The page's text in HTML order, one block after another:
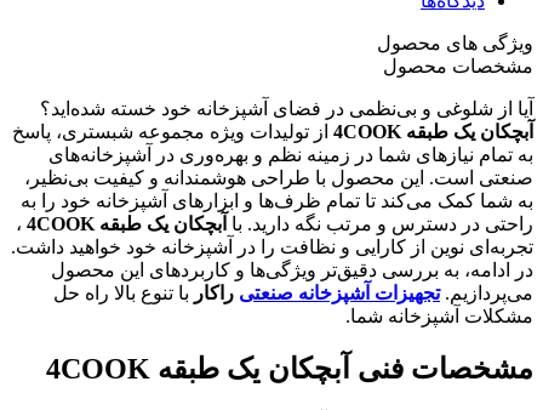
ویژگی های محصول
مشخصات محصول
آیا از شلوغی و بی‌نظمی در فضای آشپزخانه خود خسته شده‌اید؟
آبچکان یک طبقه 4COOK
از تولیدات ویژه مجموعه شبستری، پاسخ
به تمام نیازهای شما در زمینه نظم و بهره‌وری در آشپزخانه‌های
صنعتی است. این محصول با طراحی هوشمندانه و کیفیت بی‌نظیر،
به شما کمک می‌کند تا تمام ظرف‌ها و ابزارهای آشپزخانه خود را به
راحتی در دسترس و مرتب نگه دارید. با آبچکان یک طبقه 4COOK
،
تجربه‌ای نوین از کارایی و نظافت را در آشپزخانه خود خواهید داشت.
در ادامه، به بررسی دقیق‌تر ویژگی‌ها و کاربردهای این محصول
می‌پردازیم.تجهیزات آشپزخانه صنعتی راکار با تنوع بالا راه حل
مشکلات آشپزخانه شما.
مشخصات فنی آبچکان یک طبقه 4COOK